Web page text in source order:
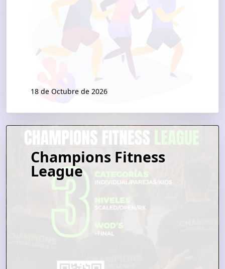
18 de Octubre de 2026
Champions Fitness
League